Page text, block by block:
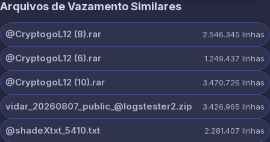
Arquivos de Vazamento Similares
@CryptogoL12 (8).rar 2.546.345 linhas
@CryptogoL12 (6).rar 1.249.437 linhas
@CryptogoL12 (10).rar 3.470.726 linhas
vidar_20260807_public_@logstester2.zip 3.426.965 linhas
@shadeXtxt_5410.txt 2.281.407 linhas